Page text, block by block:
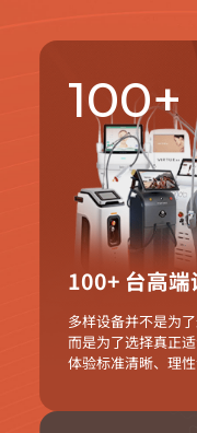
100+
100+ 台高端
多样设备并不是为了
而是为了选择真正适
体验标准清晰、理性